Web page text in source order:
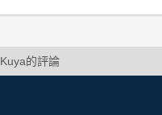
Kuya的評論